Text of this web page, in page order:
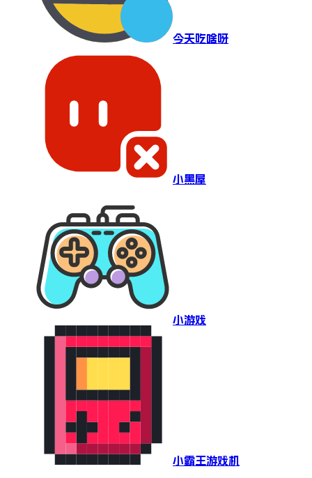
今天吃啥呀
小黑屋
小游戏
小霸王游戏机